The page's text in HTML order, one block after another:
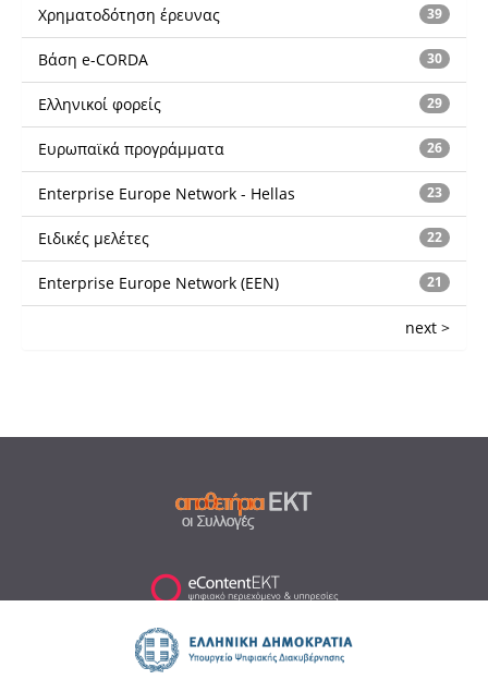
39
Χρηματοδότηση έρευνας
30
Βάση e-CORDA
29
Ελληνικοί φορείς
26
Ευρωπαϊκά προγράμματα
23
Enterprise Europe Network - Hellas
22
Ειδικές μελέτες
21
Enterprise Europe Network (EEN)
next >